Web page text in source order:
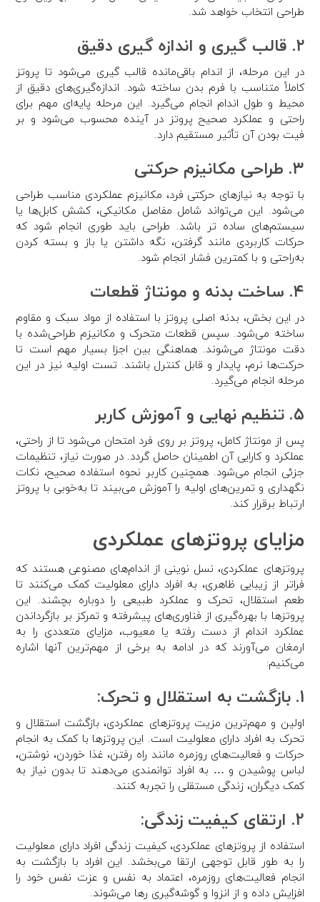
طراحی انتخاب خواهد شد.
۲. قالب ‌گیری و اندازه‌ گیری دقیق
در این مرحله، از اندام باقی‌مانده قالب ‌گیری می‌شود تا پروتز
کاملاً متناسب با فرم بدن ساخته شود. اندازه‌گیری‌های دقیق از
محیط و طول اندام انجام می‌گیرد. این مرحله پایه‌ای مهم برای
راحتی و عملکرد صحیح پروتز در آینده محسوب می‌شود و بر
فیت بودن آن تأثیر مستقیم دارد.
۳. طراحی مکانیزم حرکتی
با توجه به نیازهای حرکتی فرد، مکانیزم عملکردی مناسب طراحی
می‌شود. این می‌تواند شامل مفاصل مکانیکی، کشش کابل‌ها یا
سیستم‌های ساده‌ تر باشد. طراحی باید طوری انجام شود که
حرکات کاربردی مانند گرفتن، نگه ‌داشتن یا باز و بسته کردن
به‌راحتی و با کمترین فشار انجام شود.
۴. ساخت بدنه و مونتاژ قطعات
در این بخش، بدنه اصلی پروتز با استفاده از مواد سبک و مقاوم
ساخته می‌شود. سپس قطعات متحرک و مکانیزم طراحی‌شده با
دقت مونتاژ می‌شوند. هماهنگی بین اجزا بسیار مهم است تا
حرکت‌ها نرم، پایدار و قابل کنترل باشند. تست اولیه نیز در این
مرحله انجام می‌گیرد.
۵. تنظیم نهایی و آموزش کاربر
پس از مونتاژ کامل، پروتز بر روی فرد امتحان می‌شود تا از راحتی،
عملکرد و کارایی آن اطمینان حاصل گردد. در صورت نیاز، تنظیمات
جزئی انجام می‌شود. همچنین کاربر نحوه استفاده صحیح، نکات
نگهداری و تمرین‌های اولیه را آموزش می‌بیند تا به‌خوبی با پروتز
ارتباط برقرار کند.
مزایای پروتزهای عملکردی
پروتزهای عملکردی، نسل نوینی از اندام‌های مصنوعی هستند که
فراتر از زیبایی ظاهری، به افراد دارای معلولیت کمک می‌کنند تا
طعم استقلال، تحرک و عملکرد طبیعی را دوباره بچشند. این
پروتزها با بهره‌گیری از فناوری‌های پیشرفته و تمرکز بر بازگرداندن
عملکرد اندام از دست رفته یا معیوب، مزایای متعددی را به
ارمغان می‌آورند که در ادامه به برخی از مهم‌ترین آنها اشاره
می‌کنیم:
1. بازگشت به استقلال و تحرک:
اولین و مهم‌ترین مزیت پروتزهای عملکردی، بازگشت استقلال و
تحرک به افراد دارای معلولیت است. این پروتزها با کمک به انجام
حرکات و فعالیت‌های روزمره مانند راه رفتن، غذا خوردن، نوشتن،
لباس پوشیدن و … به افراد توانمند‌ی می‌دهند تا بدون نیاز به
کمک دیگران، زندگی مستقلی را تجربه کنند.
2. ارتقای کیفیت زندگی:
استفاده از پروتزهای عملکردی، کیفیت زندگی افراد دارای معلولیت
را به طور قابل توجهی ارتقا می‌بخشد. این افراد با بازگشت به
انجام فعالیت‌های روزمره، اعتماد به نفس و عزت نفس خود را
افزایش داده و از انزوا و گوشه‌گیری رها می‌شوند.